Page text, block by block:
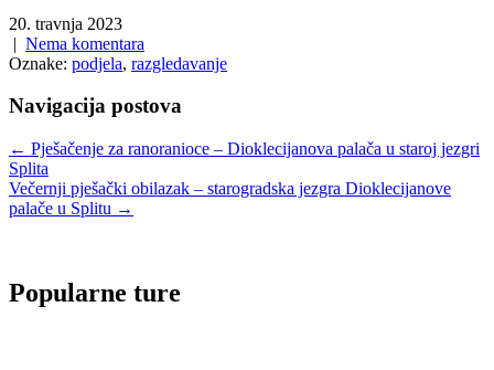
20. travnja 2023
| Nema komentara
Oznake: podjela, razgledavanje
Navigacija postova
← Pješačenje za ranoranioce – Dioklecijanova palača u staroj jezgri
Splita
Večernji pješački obilazak – starogradska jezgra Dioklecijanove
palače u Splitu →
Popularne ture